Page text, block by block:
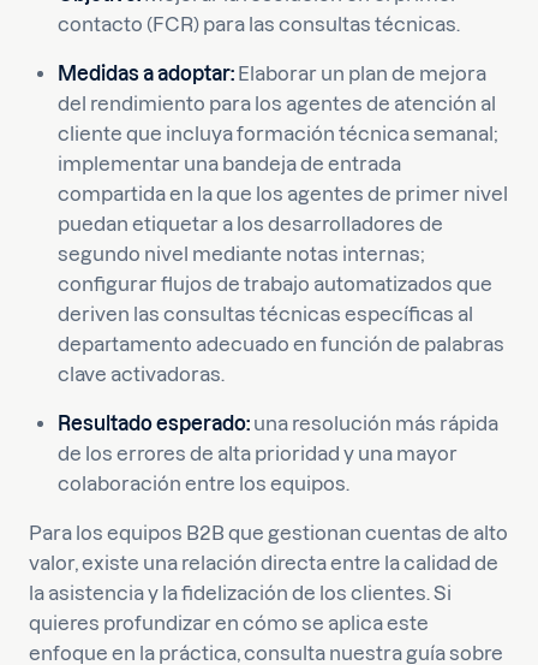
contacto (FCR) para las consultas técnicas.
Medidas a adoptar: Elaborar un plan de mejora
del rendimiento para los agentes de atención al
cliente que incluya formación técnica semanal;
implementar una bandeja de entrada
compartida en la que los agentes de primer nivel
puedan etiquetar a los desarrolladores de
segundo nivel mediante notas internas;
configurar flujos de trabajo automatizados que
deriven las consultas técnicas específicas al
departamento adecuado en función de palabras
clave activadoras.
Resultado esperado: una resolución más rápida
de los errores de alta prioridad y una mayor
colaboración entre los equipos.
Para los equipos B2B que gestionan cuentas de alto
valor, existe una relación directa entre la calidad de
la asistencia y la fidelización de los clientes. Si
quieres profundizar en cómo se aplica este
enfoque en la práctica, consulta nuestra guía sobre